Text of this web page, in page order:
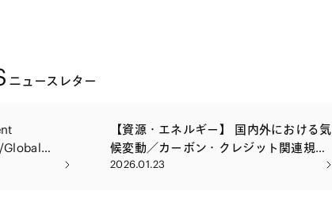
ニュースレター
Global
【資源・エネルギー】 国内外における気
候変動／カーボン・クレジット関連規制
の最新事情 ―日本版排出量取引制度
2026.01.23